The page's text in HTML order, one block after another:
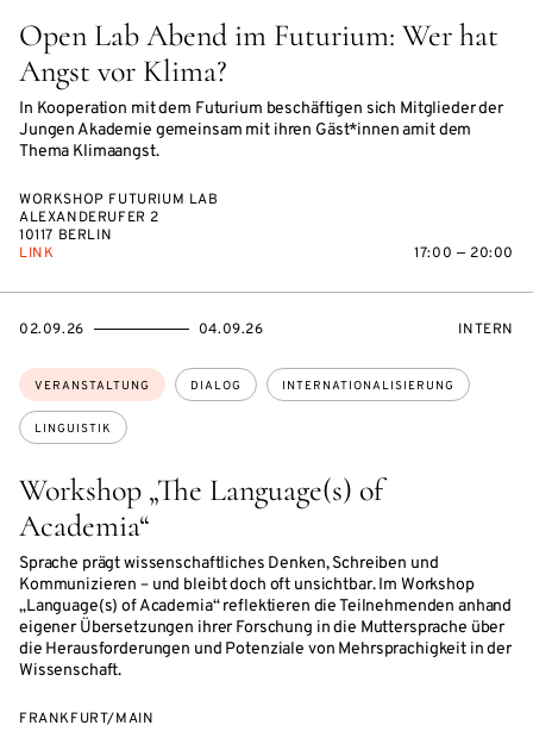
Open Lab Abend im Futurium: Wer hat
Angst vor Klima?
In Kooperation mit dem Futurium beschäftigen sich Mitglieder der
Jungen Akademie gemeinsam mit ihren Gäst*innen amit dem
Thema Klimaangst.
WORKSHOP FUTURIUM LAB
ALEXANDERUFER 2
10117 BERLIN
LINK
17:00 — 20:00
Workshop „The Language(s) of
Academia“
Sprache prägt wissenschaftliches Denken, Schreiben und
Kommunizieren – und bleibt doch oft unsichtbar. Im Workshop
„Language(s) of Academia“ reflektieren die Teilnehmenden anhand
eigener Übersetzungen ihrer Forschung in die Muttersprache über
die Herausforderungen und Potenziale von Mehrsprachigkeit in der
Wissenschaft.
Themen:
VERANSTALTUNG DIALOG INTERNATIONALISIERUNG
LINGUISTIK
EVENTBEGINSON
02.09.26
EVENTENDSON 04.09.26 INTERN
FRANKFURT/MAIN